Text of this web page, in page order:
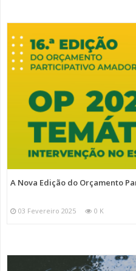
A Nova Edição do Orçamento
03 Fevereiro 2025 0 K